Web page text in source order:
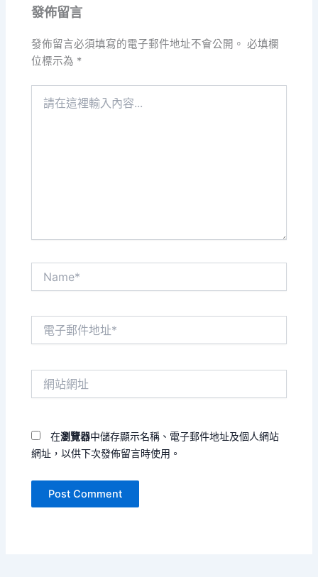
發佈留言
發佈留言必須填寫的電子郵件地址不會公開。 必填欄
位標示為 *
在瀏覽器中儲存顯示名稱、電子郵件地址及個人網站
網址，以供下次發佈留言時使用。